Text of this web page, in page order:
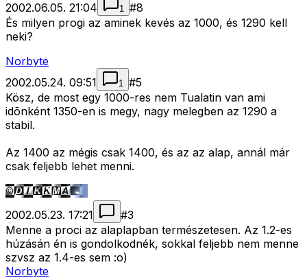
2002.06.05. 21:04 1 #8
És milyen progi az aminek kevés az 1000, és 1290 kell
neki?
Norbyte
2002.05.24. 09:51
1 #5
Kösz, de most egy 1000-res nem Tualatin van ami
idõnként 1350-en is megy, nagy melegben az 1290 a
stabil.
Az 1400 az mégis csak 1400, és az az alap, annál már
csak feljebb lehet menni.
2002.05.23. 17:21 #3
Menne a proci az alaplapban természetesen. Az 1.2-es
húzásán én is gondolkodnék, sokkal feljebb nem menne
szvsz az 1.4-es sem :o)
Norbyte